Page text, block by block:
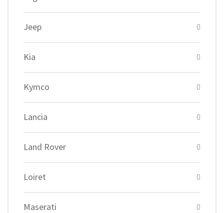
Jeep
Kia
Kymco
Lancia
Land Rover
Loiret
Maserati